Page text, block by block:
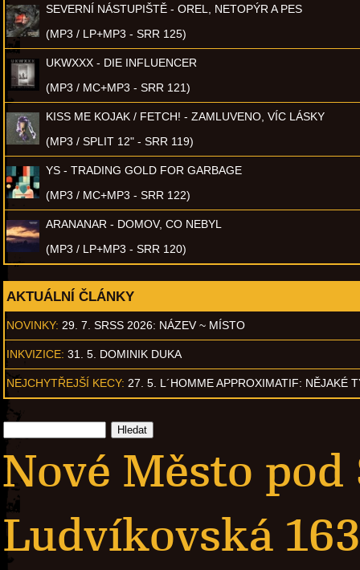
SEVERNÍ NÁSTUPIŠTĚ - OREL, NETOPÝR A PES
(MP3 / LP+MP3 - SRR 125)
UKWXXX - DIE INFLUENCER
(MP3 / MC+MP3 - SRR 121)
KISS ME KOJAK / FETCH! - ZAMLUVENO, VÍC LÁSKY
(MP3 / SPLIT 12" - SRR 119)
YS - TRADING GOLD FOR GARBAGE
(MP3 / MC+MP3 - SRR 122)
ARANANAR - DOMOV, CO NEBYL
(MP3 / LP+MP3 - SRR 120)
AKTUÁLNÍ ČLÁNKY
NOVINKY: 29. 7. SRSS 2026: NÁZEV ~ MÍSTO
INKVIZICE: 31. 5. DOMINIK DUKA
NEJCHYTŘEJŠÍ KECY: 27. 5. L´HOMME APPROXIMATIF: NĚJAKÉ
Nové Město pod
Ludvíkovská 163